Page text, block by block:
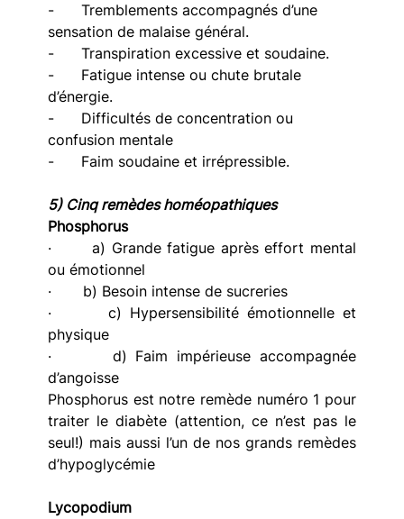
-      Tremblements accompagnés d’une
sensation de malaise général.
-      Transpiration excessive et soudaine.
-      Fatigue intense ou chute brutale
d’énergie.
-      Difficultés de concentration ou
confusion mentale
-      Faim soudaine et irrépressible.
5) Cinq remèdes homéopathiques
Phosphorus
·       a) Grande fatigue après effort mental
ou émotionnel
·       b) Besoin intense de sucreries
·       c) Hypersensibilité émotionnelle et
physique
·       d) Faim impérieuse accompagnée
d’angoisse
Phosphorus est notre remède numéro 1 pour
traiter le diabète (attention, ce n’est pas le
seul!) mais aussi l’un de nos grands remèdes
d’hypoglycémie
Lycopodium